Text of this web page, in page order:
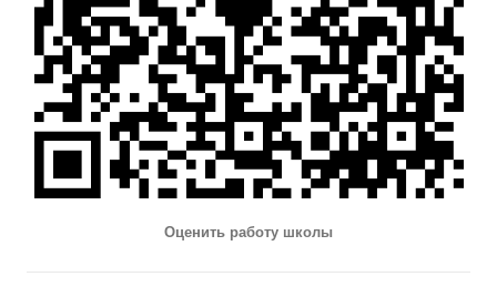
Оценить работу школы